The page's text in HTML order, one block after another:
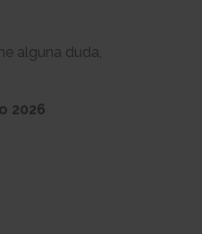
alguna duda,
2026